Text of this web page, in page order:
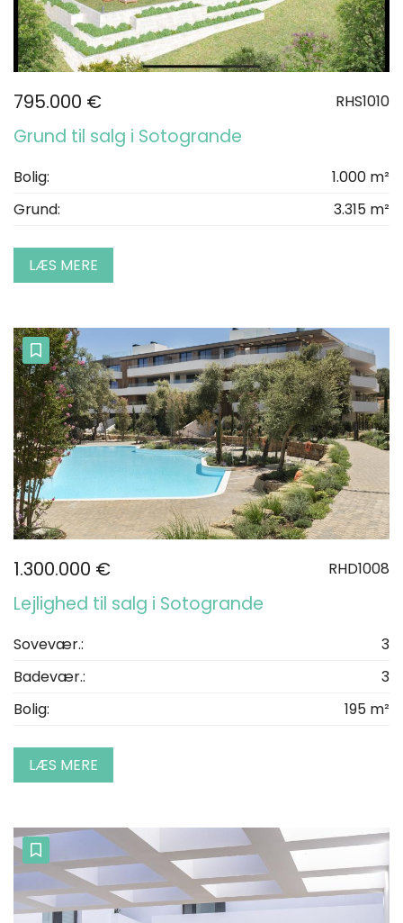
795.000 € RHS1010
Grund til salg i Sotogrande
Bolig:
1.000 m²
Grund:
3.315 m²
LÆS MERE
1.300.000 € RHD1008
Lejlighed til salg i Sotogrande
Sovevær.:
3
Badevær.:
3
Bolig:
195 m²
LÆS MERE